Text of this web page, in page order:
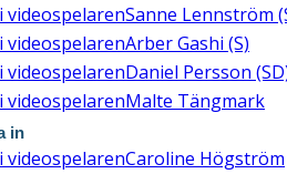
i videospelarenSanne Lennström
i videospelarenArber Gashi (S)
i videospelarenDaniel Persson
i videospelarenMalte Tängmark
i videospelarenCaroline Högström
in